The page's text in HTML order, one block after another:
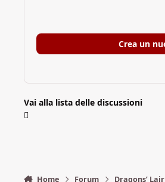
Crea un
Vai alla lista delle discussioni
Home Forum Dragons’